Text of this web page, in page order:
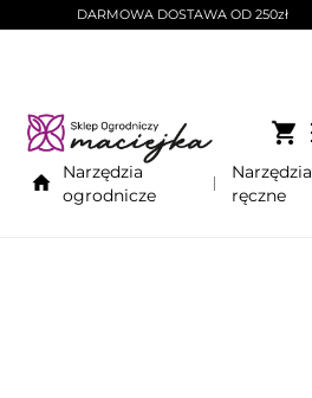
DARMOWA DOSTAWA OD 250zł
Narzędzia
ogrodnicze
Narzędzia
ręczne